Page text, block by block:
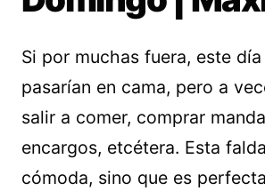
Si por muchas fuera, este día
pasarían en cama, pero a
salir a comer, comprar
encargos, etcétera. Esta
cómoda, sino que es